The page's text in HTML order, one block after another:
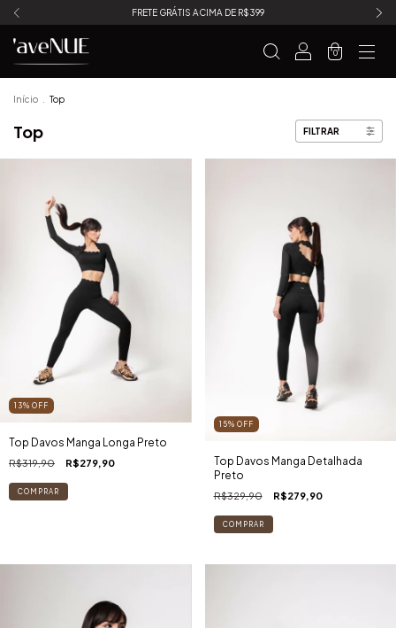
FRETE GRÁTIS ACIMA DE R$399
0
Início Top
Top FILTRAR
13% OFF
Top Davos Manga Longa Preto
R$319,90 R$279,90
COMPRAR
15% OFF
Top Davos Manga Detalhada
Preto
R$329,90 R$279,90
COMPRAR